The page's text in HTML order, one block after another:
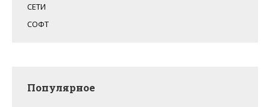
СЕТИ
СОФТ
Популярное